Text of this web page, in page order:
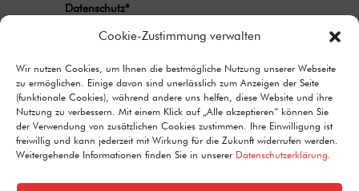
Cookie-Zustimmung verwalten
Wir nutzen Cookies, um Ihnen die bestmögliche Nutzung unserer Webseite
zu ermöglichen. Einige davon sind unerlässlich zum Anzeigen der Seite
(funktionale Cookies), während andere uns helfen, diese Website und ihre
Nutzung zu verbessern. Mit einem Klick auf „Alle akzeptieren“ können Sie
der Verwendung von zusätzlichen Cookies zustimmen. Ihre Einwilligung ist
freiwillig und kann jederzeit mit Wirkung für die Zukunft widerrufen werden.
Weitergehende Informationen finden Sie in unserer Datenschutzerklärung.
Datenschutz*
Ich stimme zu, dass meine Angaben aus
meiner Anfrage erhoben und verarbeitet
werden. Detaillierte Informationen zum
Umgang mit Nutzerdaten finden Sie in unserer
Datenschutzerklärung.
8 + 2= Senden
Alternative: